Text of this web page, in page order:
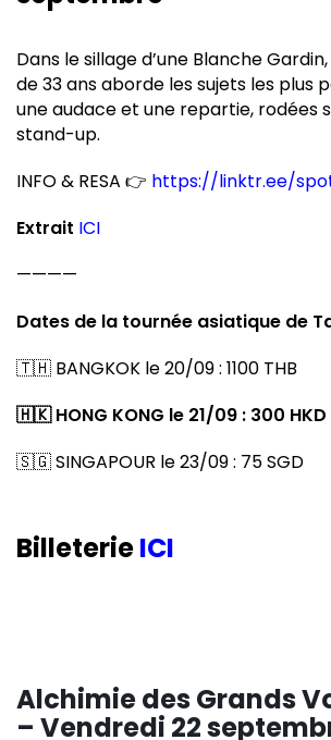
Dans le sillage d’une Blanche
de 33 ans aborde les sujets les plus
une audace et une repartie, rodées
stand-up.
INFO & RESA 👉 https://linktr.ee/
Extrait ICI
————
Dates de la tournée asiatique de
🇹🇭 BANGKOK le 20/09 : 1100 THB
🇭🇰 HONG KONG le 21/09 : 300 HKD
🇸🇬 SINGAPOUR le 23/09 : 75 SGD
BilleterieICI
Alchimie des Grands
– Vendredi 22